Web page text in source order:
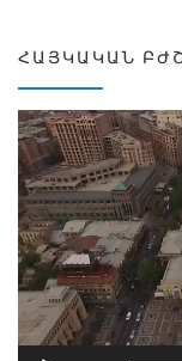
ՀԱՅԿԱԿԱՆ
Video
Player